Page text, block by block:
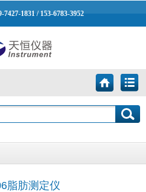
7427-1831 / 153-6783-3952
脂肪测定仪